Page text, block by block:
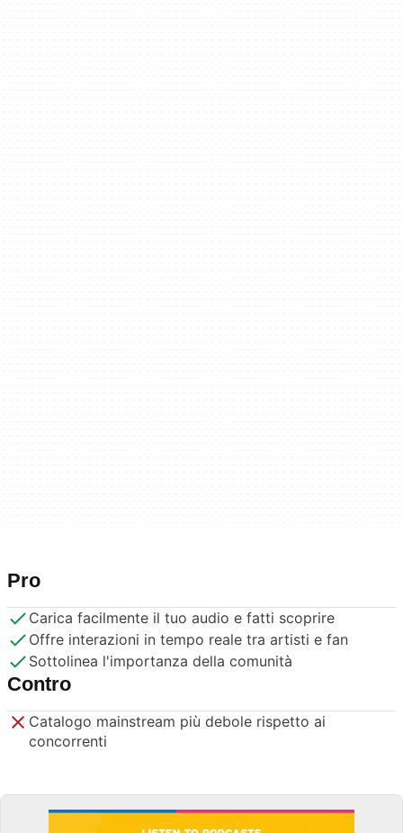
Pro
Carica facilmente il tuo audio e fatti scoprire
Offre interazioni in tempo reale tra artisti e fan
Sottolinea l'importanza della comunità
Contro
Catalogo mainstream più debole rispetto ai
concorrenti